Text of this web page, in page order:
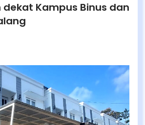
Kampus Binus dan